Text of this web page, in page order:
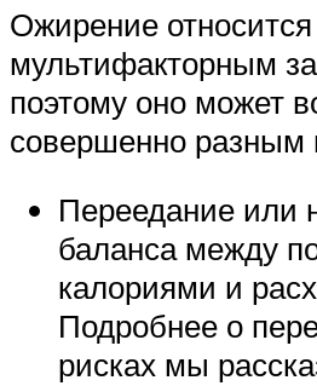
Ожирение относится
мультифакторным
поэтому оно может
совершенно разным
Переедание или
баланса между
калориями и
Подробнее о
рисках мы